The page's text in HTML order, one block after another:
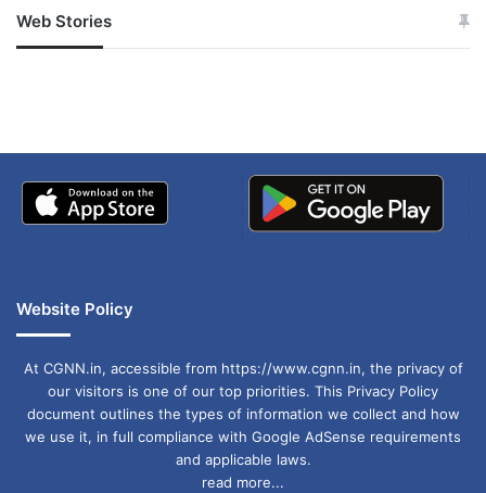
Web Stories
जम्मू-कश्मीर में बारिश से
अपडेट
खाई में धक्का… आरोपियों ने
Website Policy
At CGNN.in, accessible from https://www.cgnn.in, the privacy of
our visitors is one of our top priorities. This Privacy Policy
document outlines the types of information we collect and how
we use it, in full compliance with Google AdSense requirements
and applicable laws.
read more...